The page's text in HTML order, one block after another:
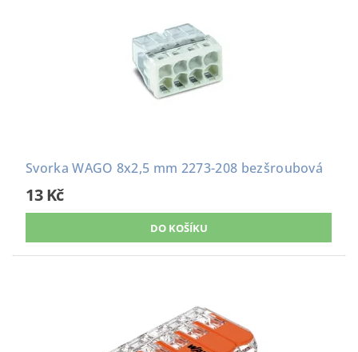
Svorka WAGO 8x2,5 mm 2273-208 bezšroubová
13 Kč